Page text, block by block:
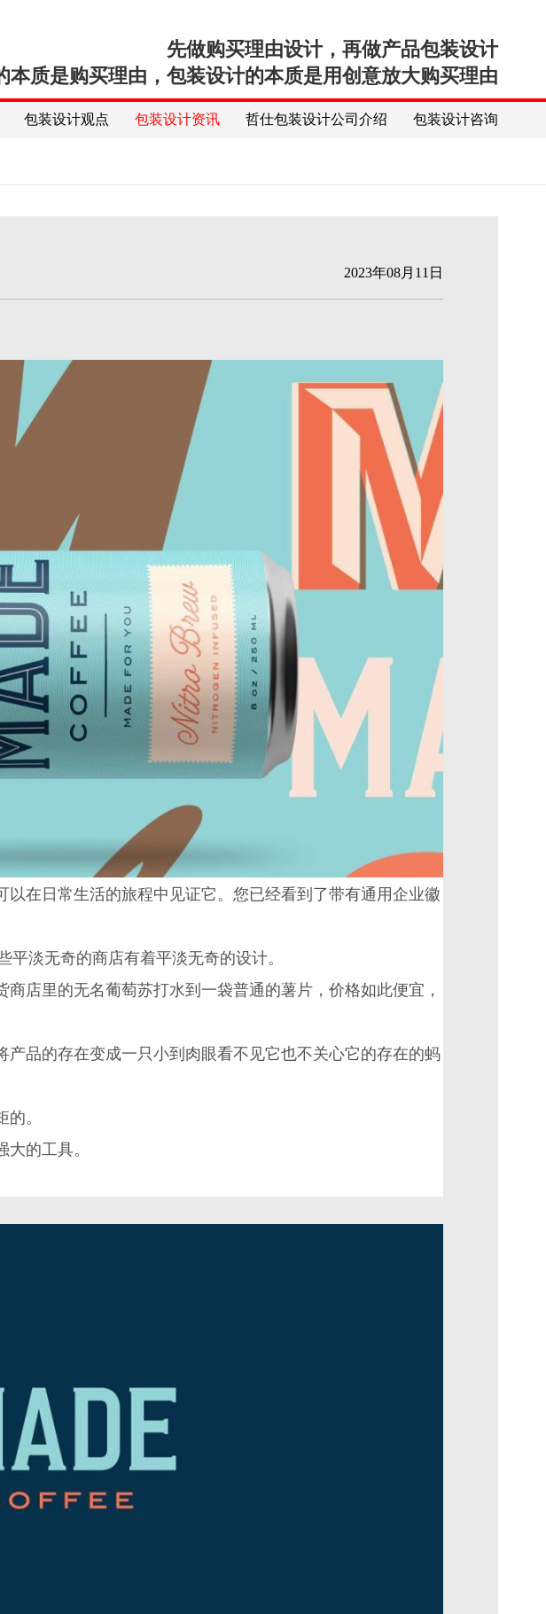
先做购买理由设计，再做产品包装设计
本质是购买理由，包装设计的本质是用创意放大购买理由
包装设计观点 包装设计资讯 哲仕包装设计公司介绍 包装设计咨询
2023年08月11日
在日常生活的旅程中见证它。您已经看到了带有通用企业徽
淡无奇的商店有着平淡无奇的设计。
店里的无名葡萄苏打水到一袋普通的薯片，价格如此便宜，
品的存在变成一只小到肉眼看不见它也不关心它的存在的蚂
。
的工具。